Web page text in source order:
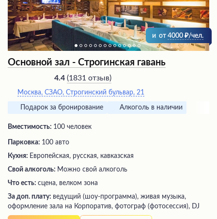
и от 4000 /чел.
Основной зал - Строгинская гавань
4.4 (1831 отзыв)
Москва, СЗАО, Строгинский бульвар, 21
Подарок за бронирование Алкоголь в наличии
Вместимость: 100 человек
Парковка: 100 авто
Кухня: Европейская, русская, кавказская
Свой алкоголь: Можно свой алкоголь
Что есть: сцена, велком зона
За доп. плату: ведущий (шоу-программа), живая музыка,
оформление зала на Корпоратив, фотограф (фотосессия), DJ